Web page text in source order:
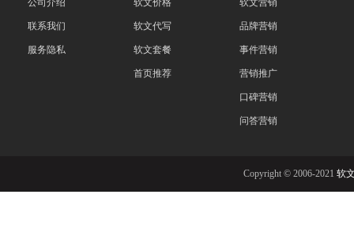
公司介绍
联系我们
服务隐私
软文价格
软文代写
软文套餐
首页推荐
软文营销
品牌营销
事件营销
营销推广
口碑营销
问答营销
Copyright © 2006-2021 软